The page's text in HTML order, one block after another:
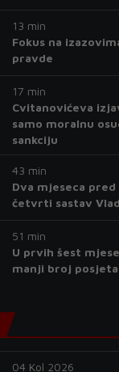
13 min
Fokus na
pravde
17 min
Cvitanovićeva
samo moralnu
sankciju
43 min
Dva mjeseca
četvrti sastav
51 min
U prvih šest
manji broj
04 Kol 2026